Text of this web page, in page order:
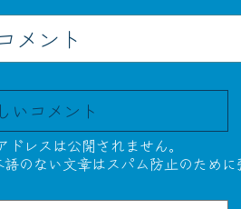
メント
いコメント
レスは公開されません。
のない文章はスパム防止のために